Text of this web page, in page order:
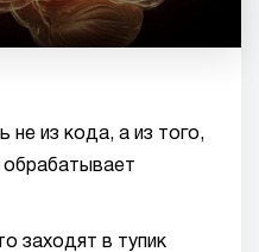
не из кода, а из того,
обрабатывает
заходят в тупик